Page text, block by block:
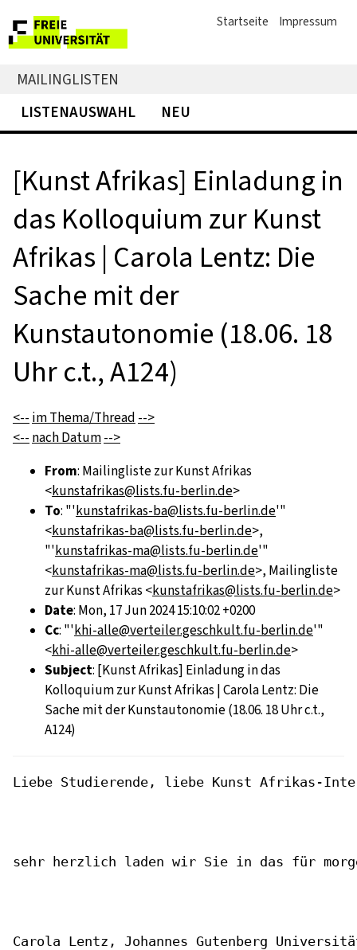
Startseite Impressum
MAILINGLISTEN
LISTENAUSWAHL
NEU
[Kunst Afrikas] Einladung in
das Kolloquium zur Kunst
Afrikas | Carola Lentz: Die
Sache mit der
Kunstautonomie (18.06. 18
Uhr c.t., A124)
<-- im Thema/Thread -->
<-- nach Datum-->
From: Mailingliste zur Kunst Afrikas
<kunstafrikas@lists.fu-berlin.de>
To: "'kunstafrikas-ba@lists.fu-berlin.de'"
<kunstafrikas-ba@lists.fu-berlin.de>,
"'kunstafrikas-ma@lists.fu-berlin.de'"
<kunstafrikas-ma@lists.fu-berlin.de>, Mailingliste
zur Kunst Afrikas <kunstafrikas@lists.fu-berlin.de>
Date: Mon, 17 Jun 2024 15:10:02 +0200
Cc: "'khi-alle@verteiler.geschkult.fu-berlin.de'"
<khi-alle@verteiler.geschkult.fu-berlin.de>
Subject: [Kunst Afrikas] Einladung in das
Kolloquium zur Kunst Afrikas | Carola Lentz: Die
Sache mit der Kunstautonomie (18.06. 18 Uhr c.t.,
A124)
Liebe Studierende, liebe Kunst Afrikas-
sehr herzlich laden wir Sie in das für
Carola Lentz, Johannes Gutenberg